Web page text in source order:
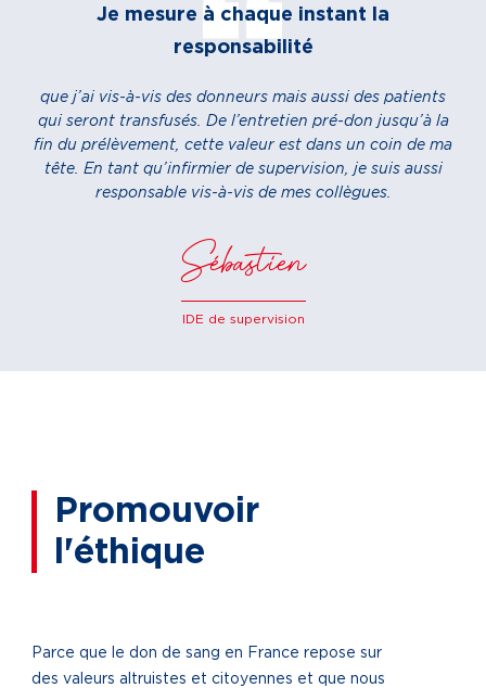
Je mesure à chaque instant la
responsabilité
que j’ai vis-à-vis des donneurs mais aussi des patients
qui seront transfusés. De l’entretien pré-don jusqu’à la
fin du prélèvement, cette valeur est dans un coin de ma
tête. En tant qu’infirmier de supervision, je suis aussi
responsable vis-à-vis de mes collègues.
Sébastien
IDE de supervision
Promouvoir
l'éthique
Parce que le don de sang en France repose sur
des valeurs altruistes et citoyennes et que nous